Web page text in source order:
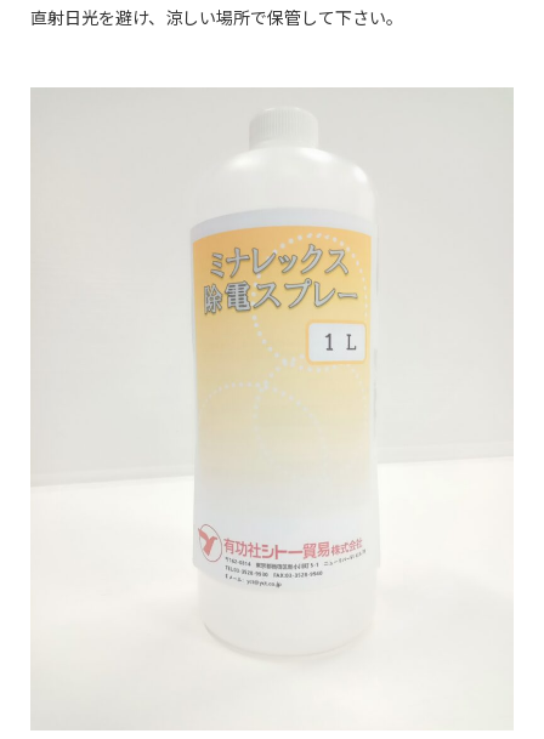
直射日光を避け、涼しい場所で保管して下さい。